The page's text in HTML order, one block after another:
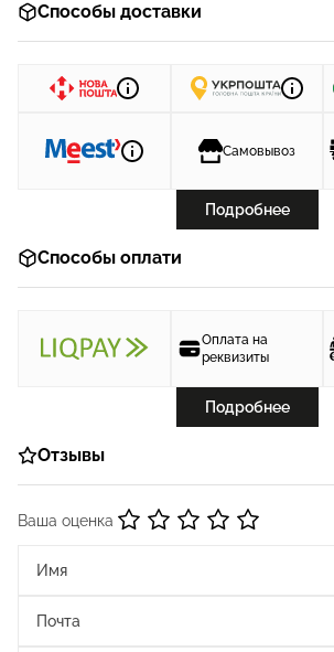
Способы доставки
Самовывоз
Подробнее
Способы оплати
Оплата на
реквизиты
Подробнее
Отзывы
Ваша оценка